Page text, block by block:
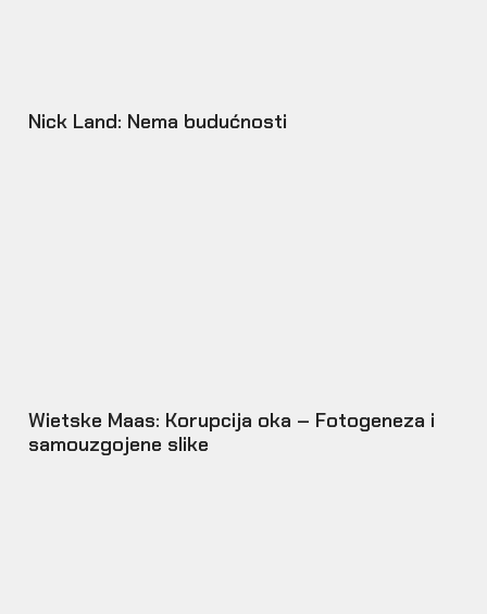
Nick Land: Nema budućnosti
Wietske Maas: Korupcija oka – Fotogeneza i
samouzgojene slike